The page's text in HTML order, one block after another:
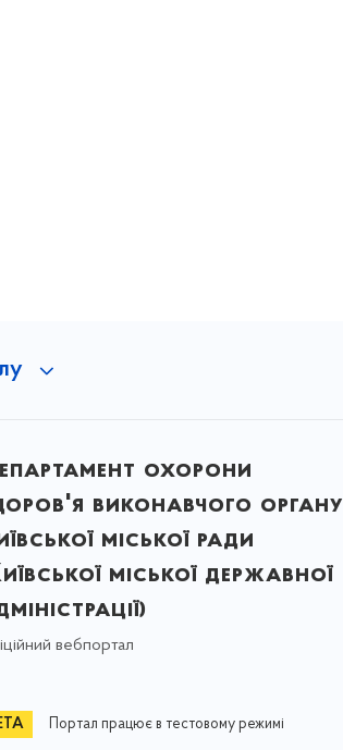
охорони
виконавчого органу
міської ради
міської державної
вебпортал
Портал працює в тестовому режимі